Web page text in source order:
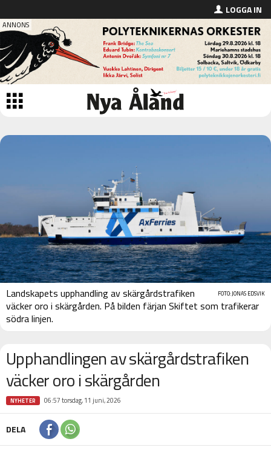
LOGGA IN
FOTO: JONAS EDSVIK
Landskapets upphandling av skärgårdstrafiken
väcker oro i skärgården. På bilden färjan Skiftet som trafikerar
södra linjen.
Upphandlingen av skärgårdstrafiken
väcker oro i skärgården
NYHETER 06:57 torsdag, 11 juni, 2026
DELA